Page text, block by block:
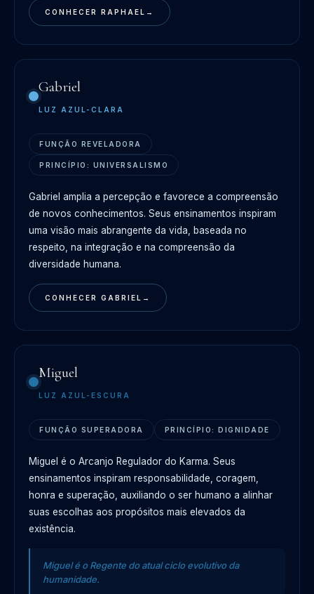
CONHECER RAPHAEL →
Gabriel
LUZ AZUL-CLARA
FUNÇÃO REVELADORA
PRINCÍPIO: UNIVERSALISMO
Gabriel amplia a percepção e favorece a compreensão
de novos conhecimentos. Seus ensinamentos inspiram
uma visão mais abrangente da vida, baseada no
respeito, na integração e na compreensão da
diversidade humana.
CONHECER GABRIEL →
Miguel
LUZ AZUL-ESCURA
FUNÇÃO SUPERADORA PRINCÍPIO: DIGNIDADE
Miguel é o Arcanjo Regulador do Karma. Seus
ensinamentos inspiram responsabilidade, coragem,
honra e superação, auxiliando o ser humano a alinhar
suas escolhas aos propósitos mais elevados da
existência.
Miguel é o Regente do atual ciclo evolutivo da
humanidade.